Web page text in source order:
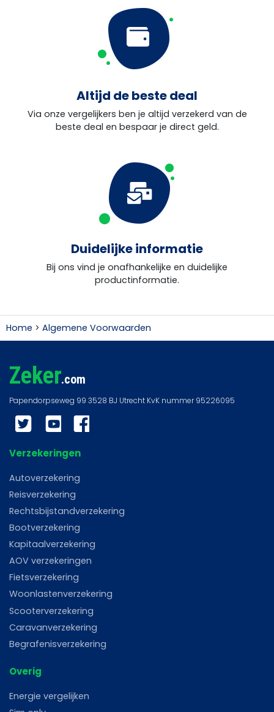
Altijd de beste deal
Via onze vergelijkers ben je altijd verzekerd van de
beste deal en bespaar je direct geld.
Duidelijke informatie
Bij ons vind je onafhankelijke en duidelijke
productinformatie.
Home > Algemene Voorwaarden
Zeker.com
Twitter YouTubeFacebook
Verzekeringen
Autoverzekering
Reisverzekering
Rechtsbijstandverzekering
Bootverzekering
Kapitaalverzekering
AOV verzekeringen
Fietsverzekering
Woonlastenverzekering
Scooterverzekering
Caravanverzekering
Begrafenisverzekering
Overig
Energie vergelijken